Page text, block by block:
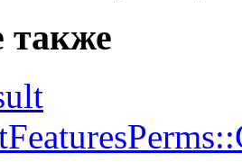
также